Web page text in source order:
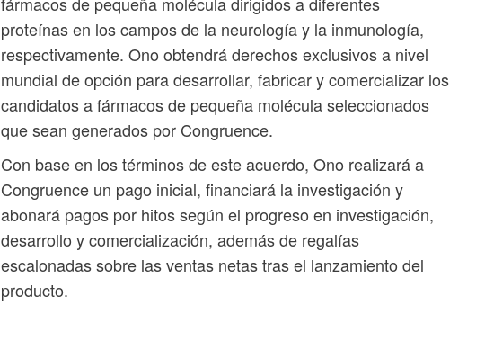
proteínas en los campos de la neurología y la inmunología,
respectivamente. Ono obtendrá derechos exclusivos a nivel
mundial de opción para desarrollar, fabricar y comercializar los
candidatos a fármacos de pequeña molécula seleccionados
que sean generados por Congruence.
Con base en los términos de este acuerdo, Ono realizará a
Congruence un pago inicial, financiará la investigación y
abonará pagos por hitos según el progreso en investigación,
desarrollo y comercialización, además de regalías
escalonadas sobre las ventas netas tras el lanzamiento del
producto.